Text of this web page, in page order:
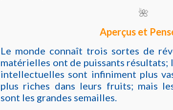
🌺
Aperçus et
Le monde connaît trois sortes de
matérielles ont de puissants
intellectuelles sont infiniment plus
plus riches dans leurs fruits; mais
sont les grandes semailles.